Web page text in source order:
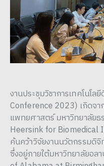
งานประชุมวิชาการเทคโนโ
Conference 2023) เกิดจ
แพทยศาสตร์ มหาวิทยาลัย
Heersink for Biomedical
ค้นคว้าวิจัยงานนวัตกรรมดิ
ซึ่งอยู่ภายใต้มหาวิทยาลัยอ